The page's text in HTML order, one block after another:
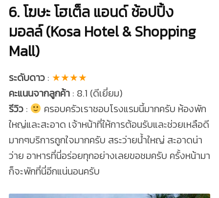
6. โฆษะ โฮเต็ล แอนด์ ช้อปปิ้ง
มอลล์ (Kosa Hotel & Shopping
Mall)
ระดับดาว: ★★★★
คะแนนจากลูกค้า: 8.1 (ดีเยี่ยม)
รีวิว:
ครอบครัวเราชอบโรงแรมนี้มากครับ ห้องพัก
ใหญ่และสะอาด เจ้าหน้าที่ให้การต้อนรับและช่วยเหลือดี
มากๆบริการถูกใจมากครับ สระว่ายน้ำใหญ่ สะอาดน่า
ว่าย อาหารที่นี่อร่อยทุกอย่างเลยขอชมครับ ครั้งหน้ามา
ก็จะพักที่นี่อีกแน่นอนครับ